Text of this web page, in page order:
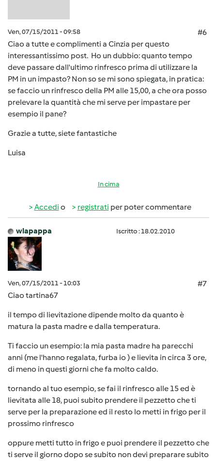
Ven, 07/15/2011 - 09:58
#6
Ciao a tutte e complimenti a Cinzia per questo
interessantissimo post. Ho un dubbio: quanto tempo
deve passare dall'ultimo rinfresco prima di utilizzare la
PM in un impasto? Non so se mi sono spiegata, in pratica:
se faccio un rinfresco della PM alle 15,00, a che ora posso
prelevare la quantità che mi serve per impastare per
esempio il pane?
Grazie a tutte, siete fantastiche
Luisa
In cima
Accedi o registrati per poter commentare
wlapappa Iscritto : 18.02.2010
Ven, 07/15/2011 - 10:03
#7
Ciao tartina67
il tempo di lievitazione dipende molto da quanto è
matura la pasta madre e dalla temperatura.
Ti faccio un esempio: la mia pasta madre ha parecchi
anni (me l'hanno regalata, furba io ) e lievita in circa 3 ore,
di meno in questi giorni che fa molto caldo.
tornando al tuo esempio, se fai il rinfresco alle 15 ed è
lievitata alle 18, puoi subito prendere il pezzetto che ti
serve per la preparazione ed il resto lo metti in frigo per il
prossimo rinfresco
oppure metti tutto in frigo e puoi prendere il pezzetto che
ti serve il giorno dopo se subito non devi preparare subito